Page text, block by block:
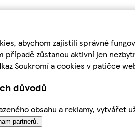
abychom zajistili správné
zůstanou aktivní jen
Soukromí a cookies v patičce
důvodů
obsahu a reklamy,
partnerů.